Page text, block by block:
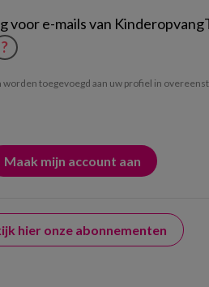
voor e-mails van
?
worden toegevoegd aan uw profiel in
hier onze abonnementen